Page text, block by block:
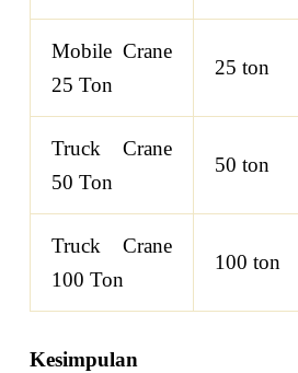
Mobile Crane
25 Ton
25 ton
Truck Crane
50 Ton
50 ton
Truck Crane
100 Ton
100 ton
Kesimpulan